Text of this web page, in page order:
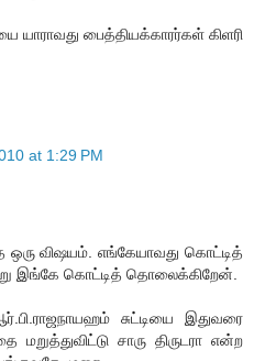
யாராவது பைத்தியக்காரர்கள் கிளரி
at 1:29 PM
ஒரு விஷயம். எங்கேயாவது கொட்டித்
இங்கே கொட்டித் தொலைக்கிறேன்.
சுட்டியை இதுவரை
சாரு திருடரா என்ற